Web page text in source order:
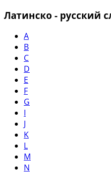
Латинско - русский
A
B
C
D
E
F
G
I
J
K
L
M
N